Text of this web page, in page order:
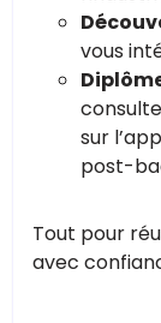
vous
sur
post-
Tout pour
avec